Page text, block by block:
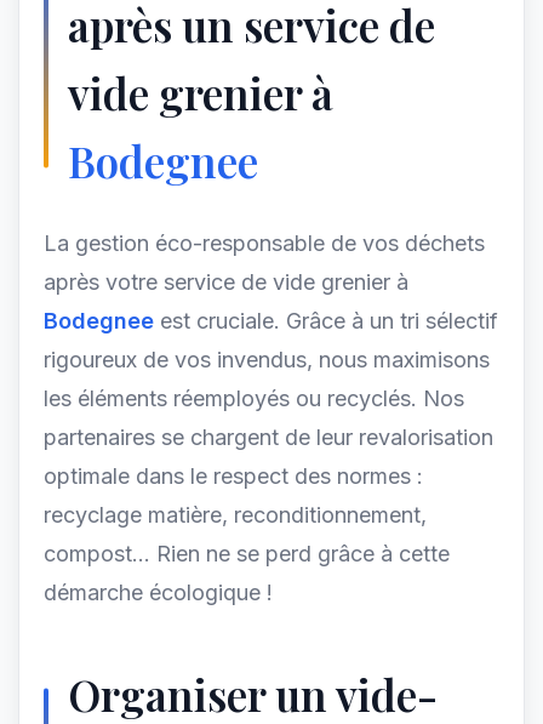
après un service de
vide grenier à
Bodegnee
La gestion éco-responsable de vos déchets
après votre service de vide grenier à
Bodegnee est cruciale. Grâce à un tri sélectif
rigoureux de vos invendus, nous maximisons
les éléments réemployés ou recyclés. Nos
partenaires se chargent de leur revalorisation
optimale dans le respect des normes :
recyclage matière, reconditionnement,
compost... Rien ne se perd grâce à cette
démarche écologique !
Organiser un vide-